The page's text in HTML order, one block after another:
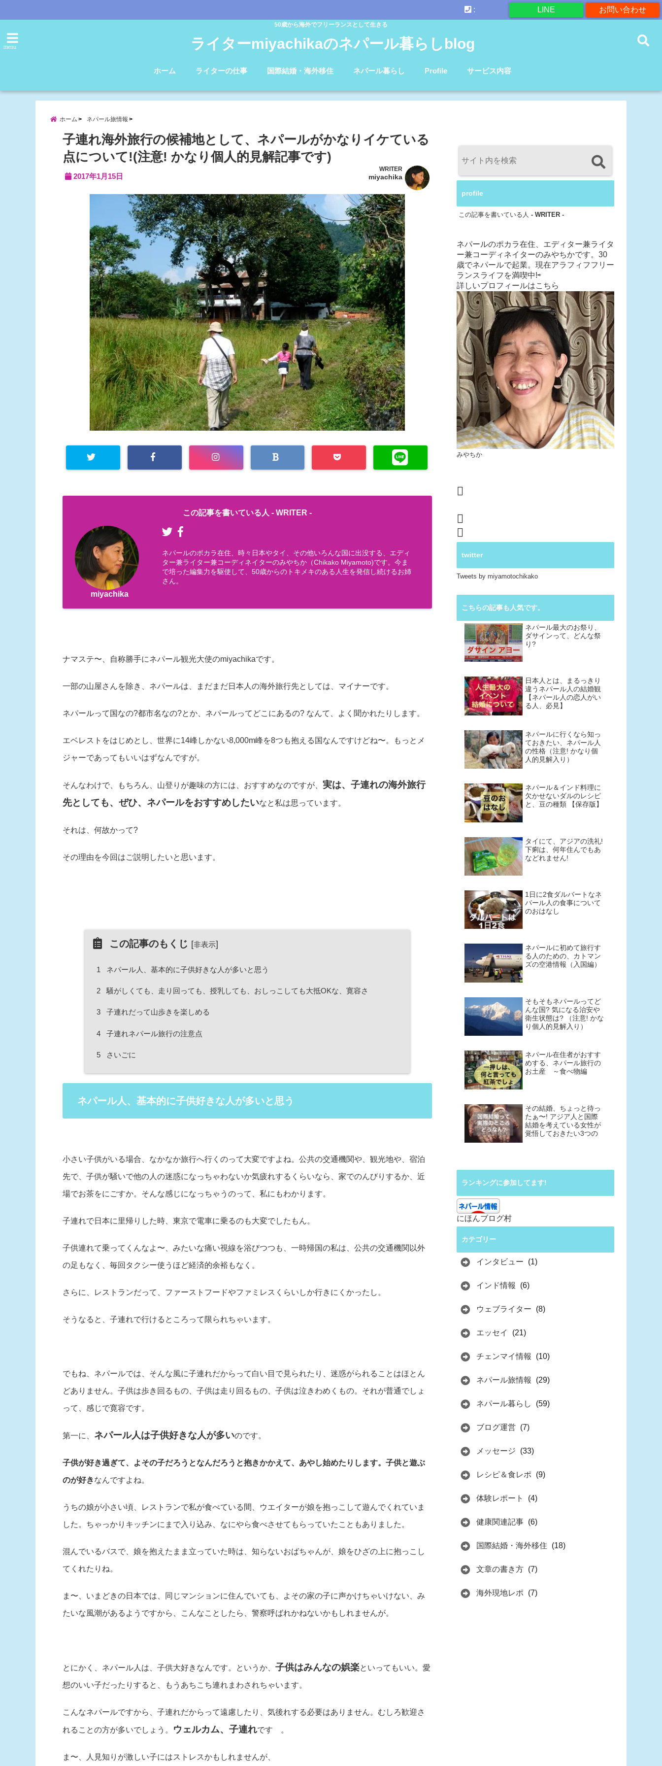
お問い合わせ
LINE
:
50歳から海外でフリーランスとして生きる
menu ライターmiyachikaのネパール暮らしblog
ホーム ライターの仕事 国際結婚・海外移住 ネパール暮らし Profile サービス内容
ホーム ネパール旅情報
子連れ海外旅行の候補地として、ネパールがかなりイケている
点について!(注意! かなり個人的見解記事です)
2017年1月15日
WRITER
miyachika
この記事を書いている人 - WRITER -
miyachika
ネパールのポカラ在住、時々日本やタイ、その他いろんな国に出没する、エディ
ター兼ライター兼コーディネイターのみやちか（Chikako Miyamoto)です。今ま
で培った編集力を駆使して、50歳からのトキメキのある人生を発信し続けるお姉
さん。
ナマステ〜、自称勝手にネパール観光大使のmiyachikaです。
一部の山屋さんを除き、ネパールは、まだまだ日本人の海外旅行先としては、マイナーです。
ネパールって国なの?都市名なの?とか、ネパールってどこにあるの? なんて、よく聞かれたりします。
エベレストをはじめとし、世界に14峰しかない8,000m峰を8つも抱える国なんですけどね〜。もっとメ
ジャーであってもいいはずなんですが。
そんなわけで、もちろん、山登りが趣味の方には、おすすめなのですが、 実は、子連れの海外旅行
先としても、ぜひ、ネパールをおすすめしたいなと私は思っています。
それは、何故かって?
その理由を今回はご説明したいと思います。
この記事のもくじ [非表示]
1 ネパール人、基本的に子供好きな人が多いと思う
2 騒がしくても、走り回っても、授乳しても、おしっこしても大抵OKな、寛容さ
3 子連れだって山歩きを楽しめる
4 子連れネパール旅行の注意点
5 さいごに
ネパール人、基本的に子供好きな人が多いと思う
小さい子供がいる場合、なかなか旅行へ行くのって大変ですよね。公共の交通機関や、観光地や、宿泊
先で、子供が騒いで他の人の迷惑になっちゃわないか気疲れするくらいなら、家でのんびりするか、近
場でお茶をにごすか。そんな感じになっちゃうのって、私にもわかります。
子連れで日本に里帰りした時、東京で電車に乗るのも大変でしたもん。
子供連れて乗ってくんなよ〜、みたいな痛い視線を浴びつつも、一時帰国の私は、公共の交通機関以外
の足もなく、毎回タクシー使うほど経済的余裕もなく。
さらに、レストランだって、ファーストフードやファミレスくらいしか行きにくかったし。
そうなると、子連れで行けるところって限られちゃいます。
でもね、ネパールでは、そんな風に子連れだからって白い目で見られたり、迷惑がられることはほとん
どありません。子供は歩き回るもの、子供は走り回るもの、子供は泣きわめくもの。それが普通でしょ
って、感じで寛容です。
第一に、 ネパール人は子供好きな人が多いのです。
子供が好き過ぎて、よその子だろうとなんだろうと抱きかかえて、あやし始めたりします。子供と遊ぶ
のが好きなんですよね。
うちの娘が小さい頃、レストランで私が食べている間、ウエイターが娘を抱っこして遊んでくれていま
した。ちゃっかりキッチンにまで入り込み、なにやら食べさせてもらっていたこともありました。
混んでいるバスで、娘を抱えたまま立っていた時は、知らないおばちゃんが、娘をひざの上に抱っこし
てくれたりね。
ま〜、いまどきの日本では、同じマンションに住んでいても、よその家の子に声かけちゃいけない、み
たいな風潮があるようですから、こんなことしたら、警察呼ばれかねないかもしれませんが。
とにかく、ネパール人は、子供大好きなんです。というか、 子供はみんなの娯楽といってもいい。愛
想のいい子だったりすると、もうあちこち連れまわされちゃいます。
こんなネパールですから、子連れだからって遠慮したり、気後れする必要はありません。むしろ歓迎さ
れることの方が多いでしょう。 ウェルカム、 子連れです 。
ま〜、人見知りが激しい子にはストレスかもしれませんが、
profile
この記事を書いている人 - WRITER -
ネパールのポカラ在住、エディター兼ライタ
ー兼コーディネイターのみやちかです。30
歳でネパールで起業。現在アラフィフフリー
ランスライフを満喫中!⇨
詳しいプロフィールはこちら
みやちか
twitter
Tweets by miyamotochikako
こちらの記事も人気です。
ネパール最大のお祭り、
ダサインって、どんな祭
り?
日本人とは、まるっきり
違うネパール人の結婚観
【ネパール人の恋人がい
る人、必見】
ネパールに行くなら知っ
ておきたい、ネパール人
の性格（注意! かなり個
人的見解入り）
ネパール＆インド料理に
欠かせないダルのレシピ
と、豆の種類 【保存版】
タイにて、アジアの洗礼!
下痢は、何年住んでもあ
などれません!
1日に2食ダルバートなネ
パール人の食事について
のおはなし
ネパールに初めて旅行す
る人のための、カトマン
ズの空港情報（入国編）
そもそもネパールってど
んな国? 気になる治安や
衛生状態は? （注意! かな
り個人的見解入り）
ネパール在住者がおすす
めする、ネパール旅行の
お土産 ～食べ物編
その結婚、ちょっと待っ
たぁ〜! アジア人と国際
結婚を考えている女性が
覚悟しておきたい3つの
ランキングに参加してます!
にほんブログ村
カテゴリー
インタビュー (1)
インド情報 (6)
ウェブライター (8)
エッセイ (21)
チェンマイ情報 (10)
ネパール旅情報 (29)
ネパール暮らし (59)
ブログ運営 (7)
メッセージ (33)
レシピ＆食レポ (9)
体験レポート (4)
健康関連記事 (6)
国際結婚・海外移住 (18)
文章の書き方 (7)
海外現地レポ (7)